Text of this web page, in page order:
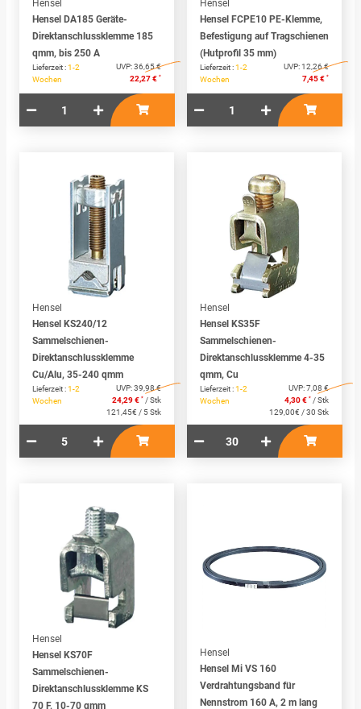
Hensel
Hensel DA185 Geräte-
Direktanschlussklemme 185
qmm, bis 250 A
Lieferzeit :1-2
Wochen
UVP:36,65 €
22,27 € *
Hensel
Hensel FCPE10 PE-Klemme,
Befestigung auf Tragschienen
(Hutprofil 35 mm)
Lieferzeit :1-2
Wochen
UVP:12,26 €
7,45 € *
Hensel
Hensel KS240/12
Sammelschienen-
Direktanschlussklemme
Cu/Alu, 35-240 qmm
Lieferzeit :1-2
Wochen
UVP:39,98 €
24,29 € * / Stk
121,45€ / 5 Stk
Hensel
Hensel KS35F
Sammelschienen-
Direktanschlussklemme 4-35
qmm, Cu
Lieferzeit :1-2
Wochen
UVP:7,08 €
4,30 € * / Stk
129,00€ / 30 Stk
Hensel
Hensel KS70F
Sammelschienen-
Direktanschlussklemme KS
70 F, 10-70 qmm
Hensel
Hensel Mi VS 160
Verdrahtungsband für
Nennstrom 160 A, 2 m lang